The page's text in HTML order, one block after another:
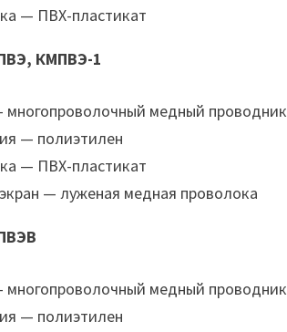
— ПВХ-пластикат
КМПВЭ-1
медный проводник
— полиэтилен
— ПВХ-пластикат
— луженая медная проволока
медный проводник
— полиэтилен